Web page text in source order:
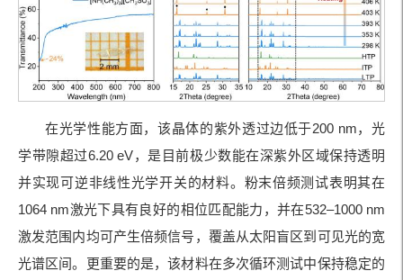
在光学性能方面，该晶体的紫外透过边低于200 nm，光
学带隙超过6.20 eV，是目前极少数能在深紫外区域保持透明
并实现可逆非线性光学开关的材料。粉末倍频测试表明其在
1064 nm激光下具有良好的相位匹配能力，并在532–1000 nm
激发范围内均可产生倍频信号，覆盖从太阳盲区到可见光的宽
光谱区间。更重要的是，该材料在多次循环测试中保持稳定的